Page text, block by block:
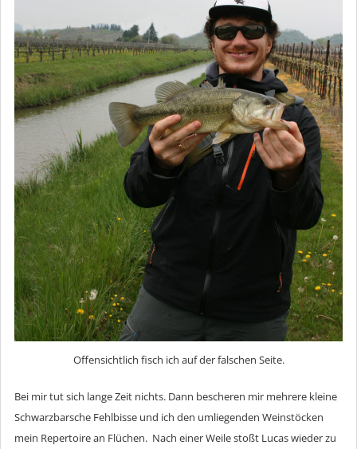
Offensichtlich fisch ich auf der falschen Seite.
Bei mir tut sich lange Zeit nichts. Dann bescheren mir mehrere kleine
Schwarzbarsche Fehlbisse und ich den umliegenden Weinstöcken
mein Repertoire an Flüchen. Nach einer Weile stoßt Lucas wieder zu